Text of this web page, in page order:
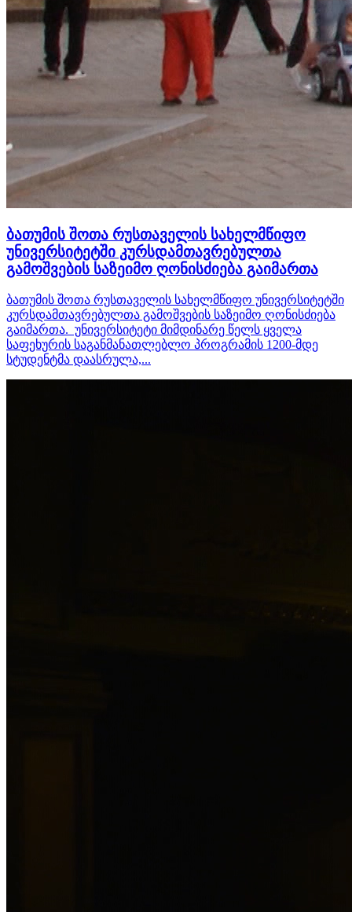
ბათუმის შოთა რუსთაველის სახელმწიფო
უნივერსიტეტში კურსდამთავრებულთა
გამოშვების საზეიმო ღონისძიება გაიმართა
ბათუმის შოთა რუსთაველის სახელმწიფო უნივერსიტეტში
კურსდამთავრებულთა გამოშვების საზეიმო ღონისძიება
გაიმართა. უნივერსიტეტი მიმდინარე წელს ყველა
საფეხურის საგანმანათლებლო პროგრამის 1200-მდე
სტუდენტმა დაასრულა,...